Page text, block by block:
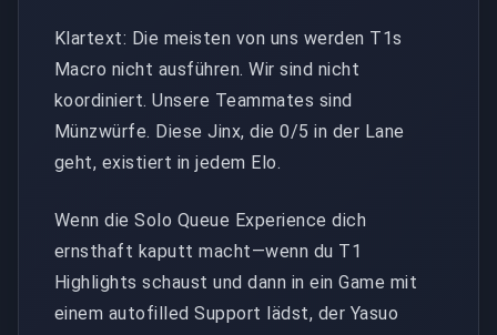
Klartext: Die meisten von uns werden T1s
Macro nicht ausführen. Wir sind nicht
koordiniert. Unsere Teammates sind
Münzwürfe. Diese Jinx, die 0/5 in der Lane
geht, existiert in jedem Elo.
Wenn die Solo Queue Experience dich
ernsthaft kaputt macht—wenn du T1
Highlights schaust und dann in ein Game mit
einem autofilled Support lädst, der Yasuo